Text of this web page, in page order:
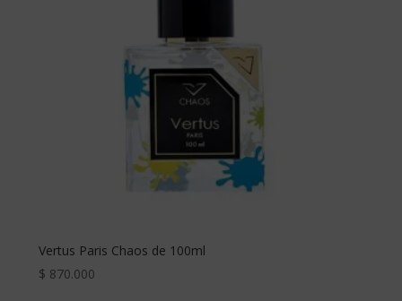
Vertus Paris Chaos de 100ml
$ 870.000